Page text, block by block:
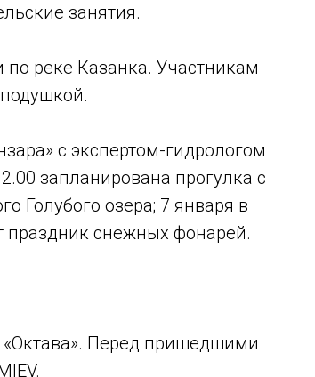
занятия.
по реке Казанка. Участникам
с экспертом-гидрологом
запланирована прогулка с
Голубого озера; 7 января в
праздник снежных фонарей.
«Октава». Перед пришедшими